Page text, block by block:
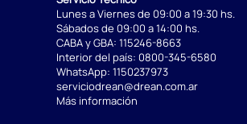
Lunes a Viernes de 09:00 a 19:30 hs.
Sábados de 09:00 a 14:00 hs.
CABA y GBA: 115246-8663
Interior del país: 0800-345-6580
WhatsApp: 1150237973
serviciodrean@drean.com.ar
Más información